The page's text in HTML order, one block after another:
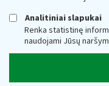
Analitiniai slapukai
Renka statistinę
naudojami Jūsų